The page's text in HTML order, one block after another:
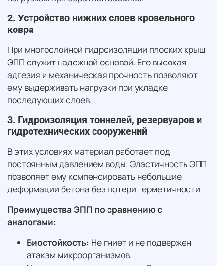
2. Устройство нижних слоев кровельного
ковра
При многослойной гидроизоляции плоских крыш
ЭПП служит надежной основой. Его высокая
адгезия и механическая прочность позволяют
ему выдерживать нагрузки при укладке
последующих слоев.
3. Гидроизоляция тоннелей, резервуаров и
гидротехнических сооружений
В этих условиях материал работает под
постоянным давлением воды. Эластичность ЭПП
позволяет ему компенсировать небольшие
деформации бетона без потери герметичности.
Преимущества ЭПП по сравнению с
аналогами:
Биостойкость: Не гниет и не подвержен
атакам микроорганизмов.